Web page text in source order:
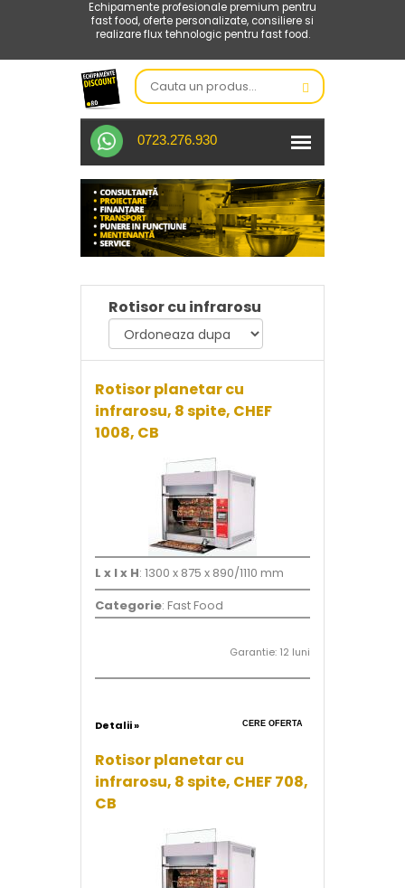
Echipamente profesionale premium pentru
fast food, oferte personalizate, consiliere si
realizare flux tehnologic pentru fast food.
0723.276.930
Rotisor cu infrarosu
Rotisor planetar cu
infrarosu, 8 spite, CHEF
1008, CB
L x l x H: 1300 x 875 x 890/1110 mm
Categorie: Fast Food
Garantie: 12 luni
Detalii » CERE OFERTA
Rotisor planetar cu
infrarosu, 8 spite, CHEF 708,
CB